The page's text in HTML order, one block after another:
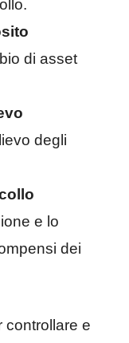
di asset
degli
e lo
dei
controllare e